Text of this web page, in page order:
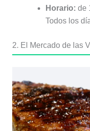
Horario: de
Todos los
2. El Mercado de las